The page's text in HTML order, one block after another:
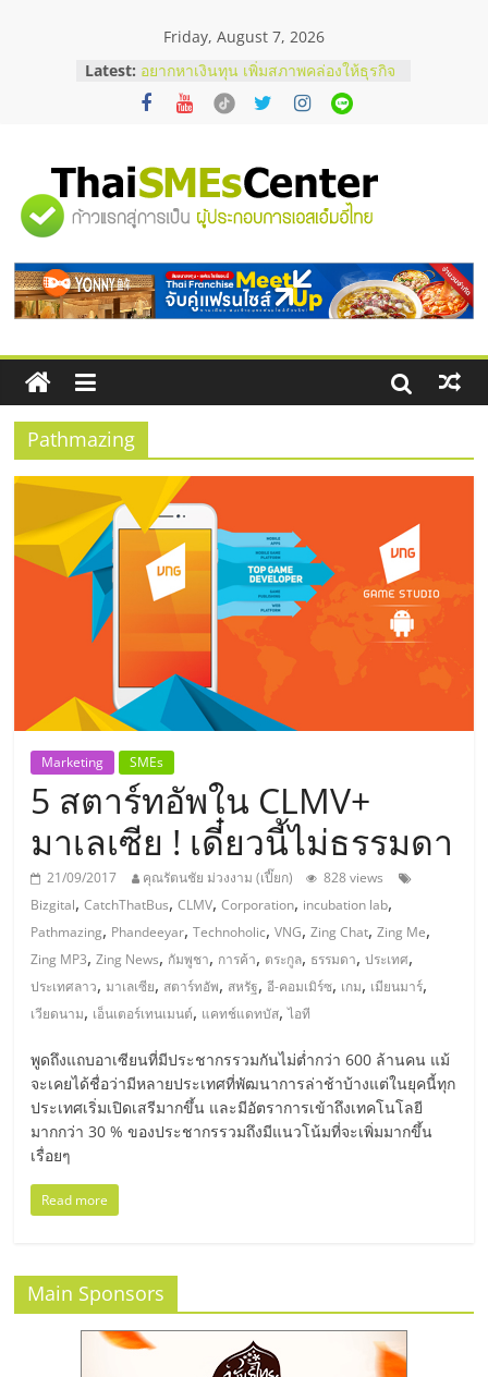
Friday, August 7, 2026
Latest: อยากหาเงินทุน เพิ่มสภาพคล่องให้ธุรกิจ
เริ่มยังไงให้ผ่านฉลุย
สัมมนาออนไลน์ โอกาสบริหารสถานี
ThaiFranchise Meet Up จับคู่แฟรน
ไชส์ ครั้งที่ 8
ร้านเครื่องเสียงคุณภาพสูง พร้อม
บริษัท Cybersecurity ในไทยที่ไหนดี?
วิธีเลือกผู้ให้บริการให้คุ้มค่าและตอบ
โจทย์ธุรกิจ
"ศูนย์
รวม
ข้อมูล
ธุรกิจ
SME
แห่ง
ประเทศไทย,
ThaiSMEsCenter,
รวม
ธุรกิจ
เอ
ส
เอ็
มอี
ไทย,
SMEs,
แฟ
รน
ไชส์,
Pathmazing
Marketing SMEs
5 สตาร์ทอัพใน CLMV+
มาเลเซีย ! เดี๋ยวนี้ไม่ธรรมดา
21/09/2017 คุณรัตนชัย ม่วงงาม (เปี๊ยก)
828 views
Bizgital,CatchThatBus,CLMV,Corporation, incubation lab,
Pathmazing, Phandeeyar,Technoholic,VNG,Zing Chat,Zing Me,
Zing MP3,Zing News, กัมพูชา, การค้า, ตระกูล, ธรรมดา,ประเทศ,
ประเทศลาว,มาเลเซีย, สตาร์ทอัพ, สหรัฐ,อี-คอมเมิร์ซ, เกม, เมียนมาร์,
เวียดนาม, เอ็นเตอร์เทนเมนต์, แคทช์แดทบัส,ไอที
พูดถึงแถบอาเซียนที่มีประชากรรวมกันไม่ต่ำกว่า 600 ล้านคน แม้
จะเคยได้ชื่อว่ามีหลายประเทศที่พัฒนาการล่าช้าบ้างแต่ในยุคนี้ทุก
ประเทศเริ่มเปิดเสรีมากขึ้น และมีอัตราการเข้าถึงเทคโนโลยี
มากกว่า 30 % ของประชากรรวมถึงมีแนวโน้มที่จะเพิ่มมากขึ้น
เรื่อยๆ
Read more
Main Sponsors